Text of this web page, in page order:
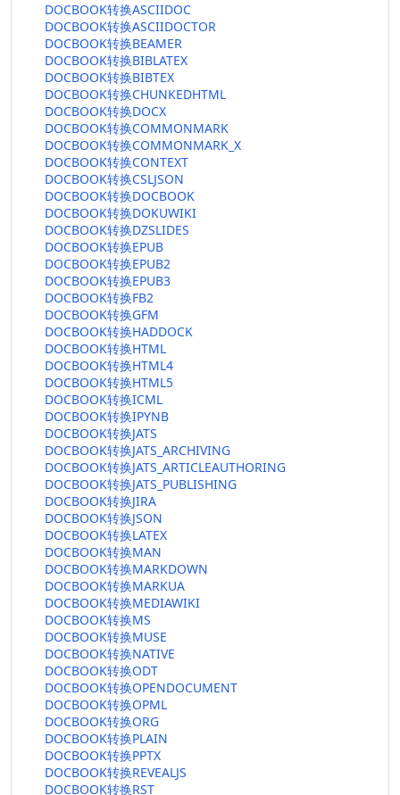
DOCBOOK转换ASCIIDOC
DOCBOOK转换ASCIIDOCTOR
DOCBOOK转换BEAMER
DOCBOOK转换BIBLATEX
DOCBOOK转换BIBTEX
DOCBOOK转换CHUNKEDHTML
DOCBOOK转换DOCX
DOCBOOK转换COMMONMARK
DOCBOOK转换COMMONMARK_X
DOCBOOK转换CONTEXT
DOCBOOK转换CSLJSON
DOCBOOK转换DOCBOOK
DOCBOOK转换DOKUWIKI
DOCBOOK转换DZSLIDES
DOCBOOK转换EPUB
DOCBOOK转换EPUB2
DOCBOOK转换EPUB3
DOCBOOK转换FB2
DOCBOOK转换GFM
DOCBOOK转换HADDOCK
DOCBOOK转换HTML
DOCBOOK转换HTML4
DOCBOOK转换HTML5
DOCBOOK转换ICML
DOCBOOK转换IPYNB
DOCBOOK转换JATS
DOCBOOK转换JATS_ARCHIVING
DOCBOOK转换JATS_ARTICLEAUTHORING
DOCBOOK转换JATS_PUBLISHING
DOCBOOK转换JIRA
DOCBOOK转换JSON
DOCBOOK转换LATEX
DOCBOOK转换MAN
DOCBOOK转换MARKDOWN
DOCBOOK转换MARKUA
DOCBOOK转换MEDIAWIKI
DOCBOOK转换MS
DOCBOOK转换MUSE
DOCBOOK转换NATIVE
DOCBOOK转换ODT
DOCBOOK转换OPENDOCUMENT
DOCBOOK转换OPML
DOCBOOK转换ORG
DOCBOOK转换PLAIN
DOCBOOK转换PPTX
DOCBOOK转换REVEALJS
DOCBOOK转换RST